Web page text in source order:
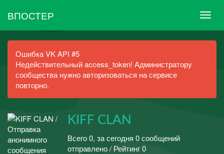
ВПОСТЕР
Ошибка VK API #5
Недействительный access_token! Администратору
сообщества нужно авторизоваться на сервисе
повторно.
KIFF CLAN
Всего 0, за сегодня 0 сообщений
отправлено / Рейтинг 0